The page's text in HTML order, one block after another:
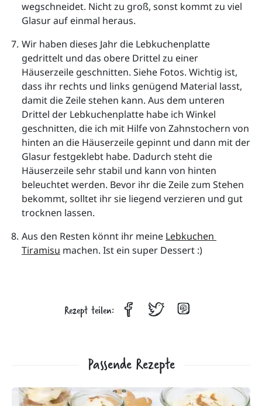
wegschneidet. Nicht zu groß, sonst kommt zu viel
Glasur auf einmal heraus.
Wir haben dieses Jahr die Lebkuchenplatte
gedrittelt und das obere Drittel zu einer
Häuserzeile geschnitten. Siehe Fotos. Wichtig ist,
dass ihr rechts und links genügend Material lasst,
damit die Zeile stehen kann. Aus dem unteren
Drittel der Lebkuchenplatte habe ich Winkel
geschnitten, die ich mit Hilfe von Zahnstochern von
hinten an die Häuserzeile gepinnt und dann mit der
Glasur festgeklebt habe. Dadurch steht die
Häuserzeile sehr stabil und kann von hinten
beleuchtet werden. Bevor ihr die Zeile zum Stehen
bekommt, solltet ihr sie liegend verzieren und gut
trocknen lassen.
Aus den Resten könnt ihr meine Lebkuchen
Tiramisu machen. Ist ein super Dessert :)
Rezept teilen:
Passende Rezepte